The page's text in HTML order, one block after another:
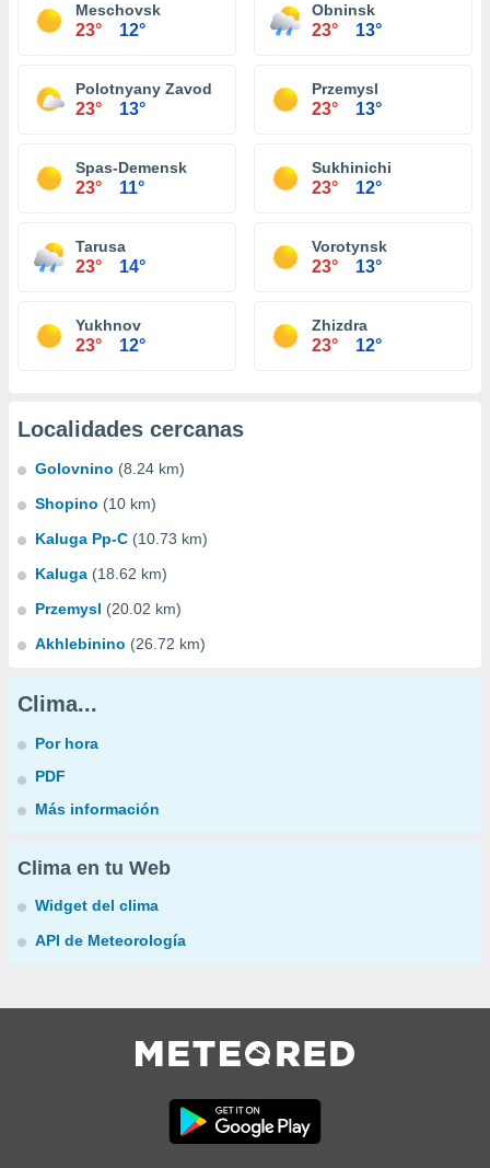
Meschovsk
23° 12°
Obninsk
23° 13°
Polotnyany Zavod
23° 13°
Przemysl
23° 13°
Spas-Demensk
23° 11°
Sukhinichi
23° 12°
Tarusa
23° 14°
Vorotynsk
23° 13°
Yukhnov
23° 12°
Zhizdra
23° 12°
Localidades cercanas
Golovnino (8.24 km)
Shopino (10 km)
Kaluga Pp-C (10.73 km)
Kaluga (18.62 km)
Przemysl (20.02 km)
Akhlebinino (26.72 km)
Clima...
Por hora
PDF
Más información
Clima en tu Web
Widget del clima
API de Meteorología